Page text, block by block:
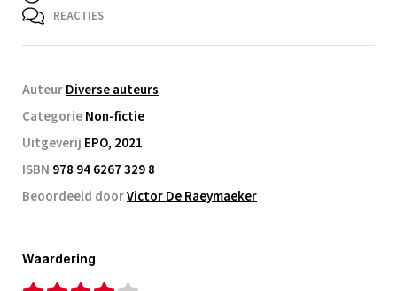
REACTIES
AuteurDiverse auteurs
CategorieNon-fictie
Uitgeverij EPO, 2021
ISBN 978 94 6267 329 8
Beoordeeld doorVictor De Raeymaeker
Waardering